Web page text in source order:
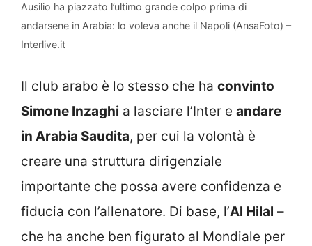
Ausilio ha piazzato l’ultimo grande colpo prima di
andarsene in Arabia: lo voleva anche il Napoli (AnsaFoto) –
Interlive.it
Il club arabo è lo stesso che ha convinto
Simone Inzaghi a lasciare l’Inter e andare
in Arabia Saudita, per cui la volontà è
creare una struttura dirigenziale
importante che possa avere confidenza e
fiducia con l’allenatore. Di base, l’Al Hilal –
che ha anche ben figurato al Mondiale per